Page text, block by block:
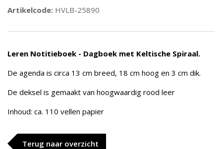
Artikelcode: HVLB-25890
Leren Notitieboek - Dagboek met Keltische Spiraal.
De agenda is circa 13 cm breed, 18 cm hoog en 3 cm dik.
De deksel is gemaakt van hoogwaardig rood leer
Inhoud: ca. 110 vellen papier
Terug naar overzicht